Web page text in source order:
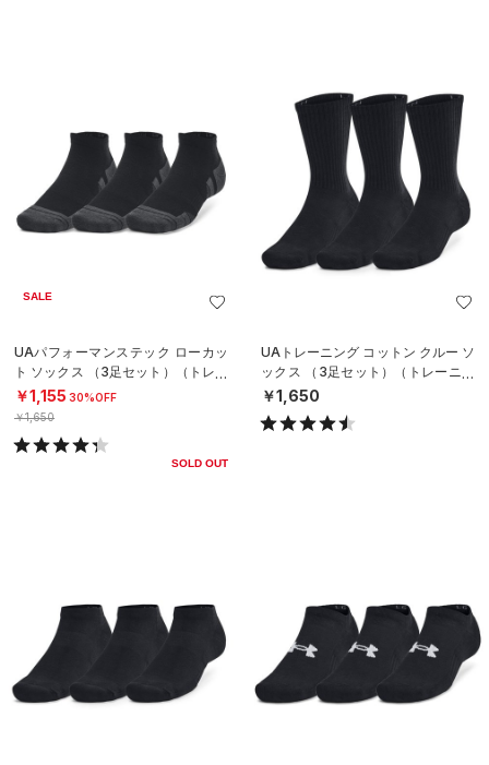
SALE
UAパフォーマンステック ローカッ
ト ソックス （3足セット）（トレー
ニング/UNISEX）
￥1,155 30%OFF
￥1,650
SOLD OUT
UAトレーニング コットン クルー ソ
ックス （3足セット）（トレーニン
グ/UNISEX）
￥1,650